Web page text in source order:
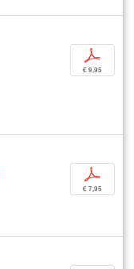
p
€ 9,95
p
€ 7,95